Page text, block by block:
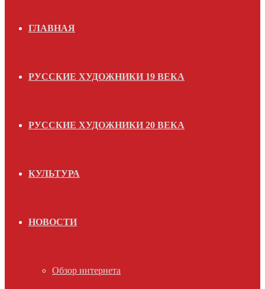
ГЛАВНАЯ
РУССКИЕ ХУДОЖНИКИ 19 ВЕКА
РУССКИЕ ХУДОЖНИКИ 20 ВЕКА
КУЛЬТУРА
НОВОСТИ
Обзор интернета